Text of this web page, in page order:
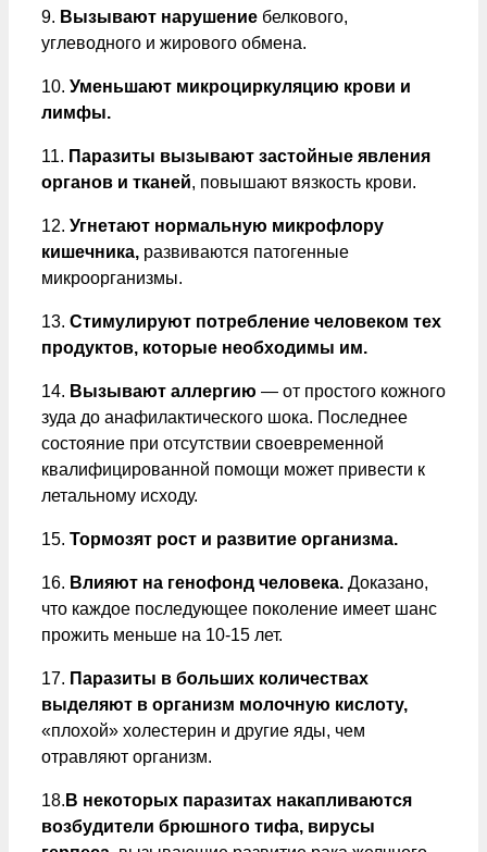
9. Вызывают нарушение белкового,
углеводного и жирового обмена.
10. Уменьшают микроциркуляцию крови и
лимфы.
11. Паразиты вызывают застойные явления
органов и тканей, повышают вязкость крови.
12. Угнетают нормальную микрофлору
кишечника, развиваются патогенные
микроорганизмы.
13. Стимулируют потребление человеком тех
продуктов, которые необходимы им.
14. Вызывают аллергию — от простого кожного
зуда до анафилактического шока. Последнее
состояние при отсутствии своевременной
квалифицированной помощи может привести к
летальному исходу.
15. Тормозят рост и развитие организма.
16. Влияют на генофонд человека. Доказано,
что каждое последующее поколение имеет шанс
прожить меньше на 10-15 лет.
17. Паразиты в больших количествах
выделяют в организм молочную кислоту,
«плохой» холестерин и другие яды, чем
отравляют организм.
18. В некоторых паразитах накапливаются
возбудители брюшного тифа, вирусы